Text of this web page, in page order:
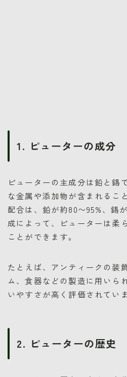
1. ピューターの成分
ピューターの主成分は鉛と錫
な金属や添加物が含まれるこ
配合は、鉛が約80〜95%、錫
成によって、ピューターは柔
ことができます。
たとえば、アンティークの装
ム、食器などの製造に用いら
いやすさが高く評価されていま
2. ピューターの歴史